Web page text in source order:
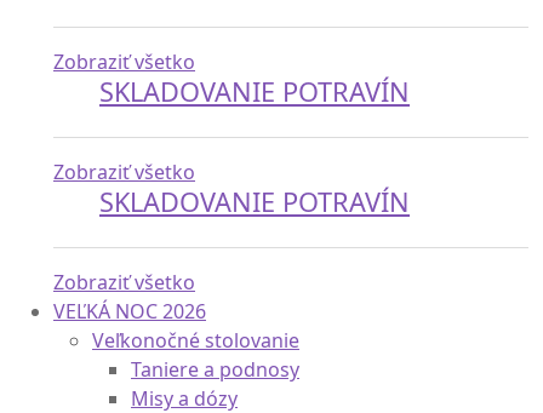
Zobraziť všetko
SKLADOVANIE POTRAVÍN
Zobraziť všetko
SKLADOVANIE POTRAVÍN
Zobraziť všetko
VEĽKÁ NOC 2026
Veľkonočné stolovanie
Taniere a podnosy
Misy a dózy